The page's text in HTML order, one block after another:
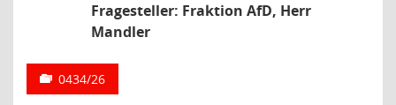
Fragesteller: Fraktion AfD, Herr
Mandler
0434/26